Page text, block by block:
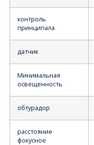
контроль
принципала
датчик
Минимальная
освещенность
обтурадор
расстояние
фокусное